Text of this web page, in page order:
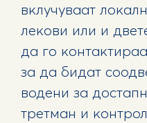
вклучуваат
лекови или и
да го
за да бидат
водени за
третман и